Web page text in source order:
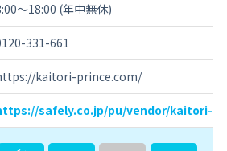
〜18:00 (年中無休)
331-661
kaitori-prince.com/
safely.co.jp/pu/vendor/kaitori-